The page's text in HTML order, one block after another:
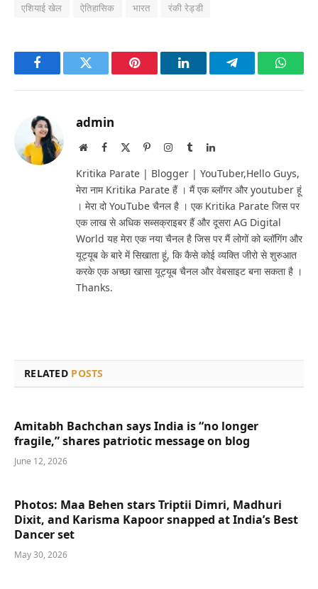
एशियाई खेल ऐतिहासिक भारत रंकी रेड्डी
FacebookTwitter Pinterest LinkedInTelegram
admin
WebsiteFacebook PinterestInstagram
TumblrLinkedIn
Kritika Parate | Blogger | YouTuber,Hello Guys,
मेरा नाम Kritika Parate हैं । मैं एक ब्लॉगर और youtuber हूं
। मेरा दो YouTube चैनल है । एक Kritika Parate जिस पर
एक लाख से अधिक सब्सक्राइबर हैं और दूसरा AG Digital
World यह मेरा एक नया चैनल है जिस पर मैं लोगों को ब्लॉगिंग और
यूट्यूब के बारे में सिखाता हूं, कि कैसे कोई व्यक्ति जीरो से शुरुआत
करके एक अच्छा खासा यूट्यूब चैनल और वेबसाइट बना सकता है ।
Thanks.
RELATED POSTS
Amitabh Bachchan says India is “no longer
fragile,” shares patriotic message on blog
June 12, 2026
Photos: Maa Behen stars Triptii Dimri, Madhuri
Dixit, and Karisma Kapoor snapped at India’s Best
Dancer set
May 30, 2026